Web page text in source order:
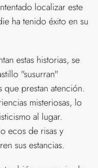
localizar este
ha tenido éxito en su
estas historias, se
"susurran"
que prestan atención.
misteriosas, lo
al lugar.
ecos de risas y
sus estancias.